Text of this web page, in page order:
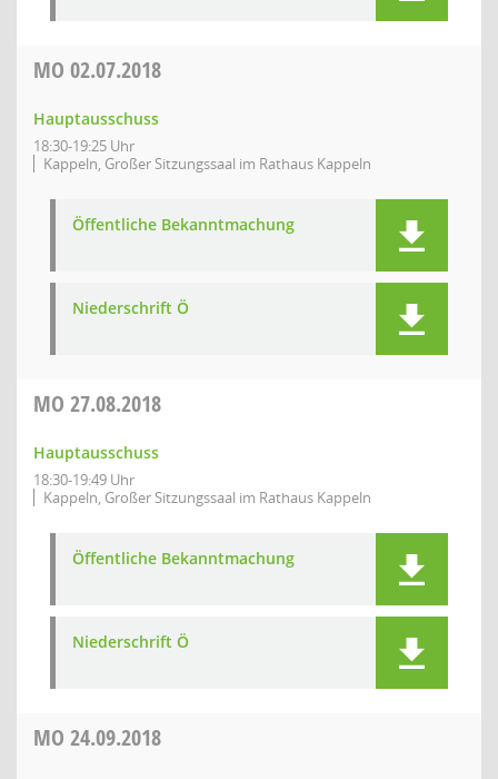
MO 02.07.2018
Hauptausschuss
18:30-19:25 Uhr
Kappeln, Großer Sitzungssaal im Rathaus Kappeln
Öffentliche Bekanntmachung
Niederschrift Ö
MO 27.08.2018
Hauptausschuss
18:30-19:49 Uhr
Kappeln, Großer Sitzungssaal im Rathaus Kappeln
Öffentliche Bekanntmachung
Niederschrift Ö
MO 24.09.2018